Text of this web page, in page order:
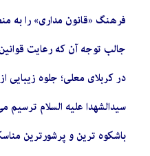
فرهنگ «قانون مداری» را به
جالب توجه آن که رعایت
در کربلای معلی؛ جلوه زیبایی
سیدالشهدا علیه السلام ترسیم
باشکوه ترین و پرشورترین